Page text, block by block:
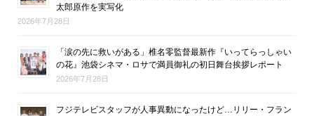
太郎原作を実写化
2026年7月28日
「涙の先に救いがある」椎名零監督最新作『いってらっしゃい
の花』池袋シネマ・ロサで満員御礼の初日舞台挨拶レポート
2026年7月28日
フジテレビスタッフが人事異動になったけど…リリー・フラン